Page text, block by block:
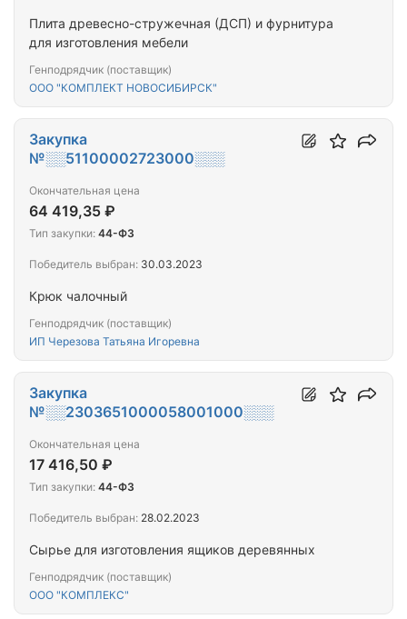
Плита древесно-стружечная (ДСП) и фурнитура
для изготовления мебели
Генподрядчик (поставщик)
ООО "КОМПЛЕКТ НОВОСИБИРСК"
Крюк чалочный
Генподрядчик (поставщик)
ИП Черезова Татьяна Игоревна
Закупка
№░░51100002723000░░░
Окончательная цена
64 419,35 ₽
Тип закупки: 44-ФЗ
Победитель выбран: 30.03.2023
Сырье для изготовления ящиков деревянных
Генподрядчик (поставщик)
ООО "КОМПЛЕКС"
Закупка
№░░2303651000058001000░░░
Окончательная цена
17 416,50 ₽
Тип закупки: 44-ФЗ
Победитель выбран: 28.02.2023